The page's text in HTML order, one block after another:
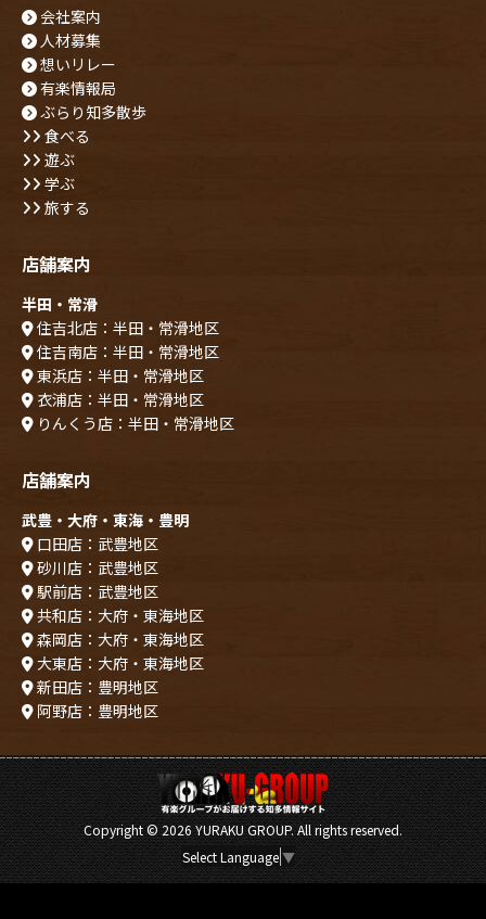
会社案内
人材募集
想いリレー
有楽情報局
ぶらり知多散歩
食べる
遊ぶ
学ぶ
旅する
店舗案内
半田・常滑
住吉北店：半田・常滑地区
住吉南店：半田・常滑地区
東浜店：半田・常滑地区
衣浦店：半田・常滑地区
りんくう店：半田・常滑地区
店舗案内
武豊・大府・東海・豊明
口田店：武豊地区
砂川店：武豊地区
駅前店：武豊地区
共和店：大府・東海地区
森岡店：大府・東海地区
大東店：大府・東海地区
新田店：豊明地区
阿野店：豊明地区
Copyright ©2026 YURAKU GROUP. All rights reserved.
Select Language ▼